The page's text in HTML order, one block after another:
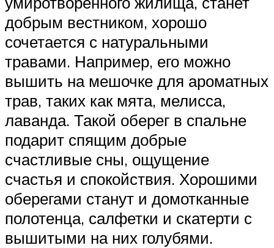
добрым вестником, хорошо
сочетается с натуральными
травами. Например, его можно
вышить на мешочке для ароматных
трав, таких как мята, мелисса,
лаванда. Такой оберег в спальне
подарит спящим добрые
счастливые сны, ощущение
счастья и спокойствия. Хорошими
оберегами станут и домотканные
полотенца, салфетки и скатерти с
вышитыми на них голубями.